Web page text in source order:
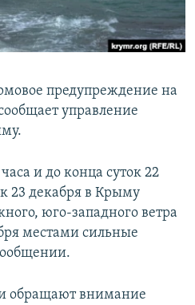
предупреждение на
управление
и до конца суток 22
23 декабря в Крыму
юго-западного ветра
местами сильные
обращают внимание